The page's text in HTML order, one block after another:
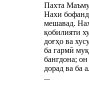
Пахта
Нахи
мешавад.
қобилияти
доғҳо ва
ба гармӣ
бангдона;
дорад ва ба
...